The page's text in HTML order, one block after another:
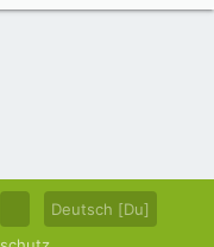
Deutsch [Du]